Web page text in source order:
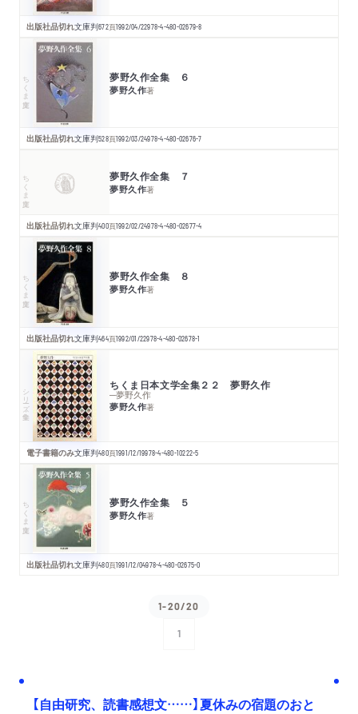
出版社品切れ文庫判672頁1992/04/22978-4-480-02679-8
ちくま文庫 夢野久作全集 ６
夢野久作著
出版社品切れ文庫判528頁1992/03/24978-4-480-02676-7
ちくま文庫 夢野久作全集 ７
夢野久作著
出版社品切れ文庫判400頁1992/02/24978-4-480-02677-4
ちくま文庫 夢野久作全集 ８
夢野久作著
出版社品切れ文庫判464頁1992/01/22978-4-480-02678-1
シリーズ・全集 ちくま日本文学全集２２ 夢野久作
─夢野久作
夢野久作著
電子書籍のみ文庫判480頁1991/12/19978-4-480-10222-5
ちくま文庫 夢野久作全集 ５
夢野久作著
出版社品切れ文庫判480頁1991/12/04978-4-480-02675-0
1-20/20
1
【自由研究、読書感想文……】夏休みの宿題のおと